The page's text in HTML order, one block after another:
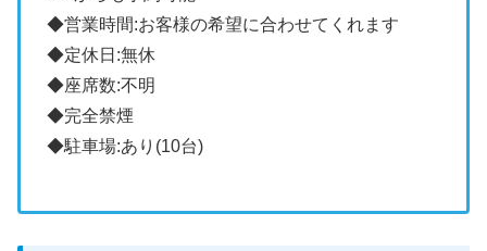
◆営業時間:お客様の希望に合わせてくれます
◆定休日:無休
◆座席数:不明
◆完全禁煙
◆駐車場:あり(10台)